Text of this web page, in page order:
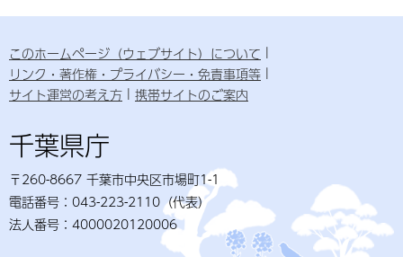
このホームページ（ウェブサイト）について
リンク・著作権・プライバシー・免責事項等
サイト運営の考え方
携帯サイトのご案内
千葉県庁
〒260-8667 千葉市中央区市場町1-1
電話番号：043-223-2110（代表）
法人番号：4000020120006